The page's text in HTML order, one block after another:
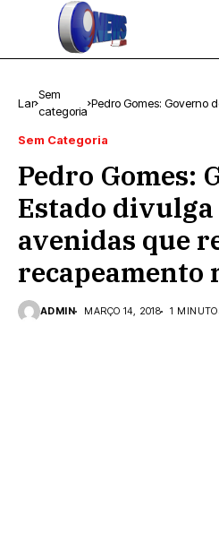
Lar
Sem
categoria
Pedro Gomes: Governo
Sem Categoria
Pedro Gomes:
Estado
avenidas que
recapeamento
ADMIN MARÇO 14, 2018 1